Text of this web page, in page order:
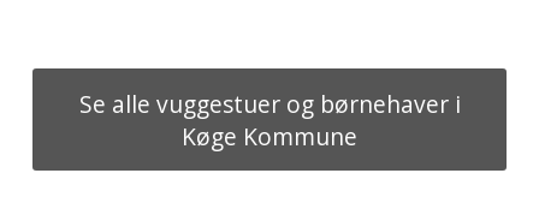
Se alle vuggestuer og børnehaver i
Køge Kommune